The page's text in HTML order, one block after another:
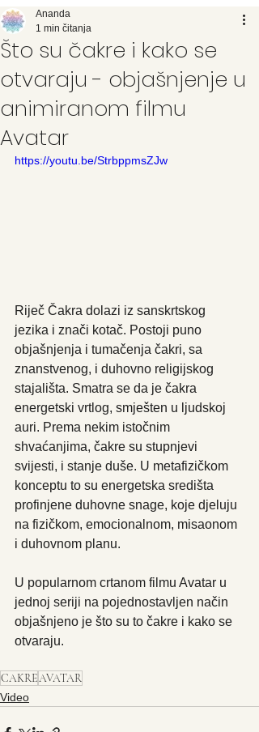
Što su čakre i kako se
otvaraju - objašnjenje u
animiranom filmu
Avatar
Ananda
1 min čitanja
https://youtu.be/StrbppmsZJw
Riječ Čakra dolazi iz sanskrtskog
jezika i znači kotač. Postoji puno
objašnjenja i tumačenja čakri, sa
znanstvenog, i duhovno religijskog
stajališta. Smatra se da je čakra
energetski vrtlog, smješten u ljudskoj
auri. Prema nekim istočnim
shvaćanjima, čakre su stupnjevi
svijesti, i stanje duše. U metafizičkom
konceptu to su energetska središta
profinjene duhovne snage, koje djeluju
na fizičkom, emocionalnom, misaonom
i duhovnom planu.
U popularnom crtanom filmu Avatar u
jednoj seriji na pojednostavljen način
objašnjeno je što su to čakre i kako se
otvaraju.
CAKREAVATAR
Video